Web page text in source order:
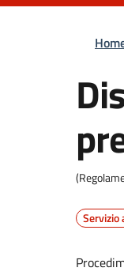
Servizio